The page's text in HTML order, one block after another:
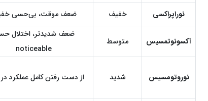
نوراپراکسی خفیف ضعف موقت، بی‌حسی
آکسونوتمسیس متوسط
ضعف شدیدتر، اختلال
noticeable
نوروتومسیس شدید از دست رفتن کامل عملکرد در